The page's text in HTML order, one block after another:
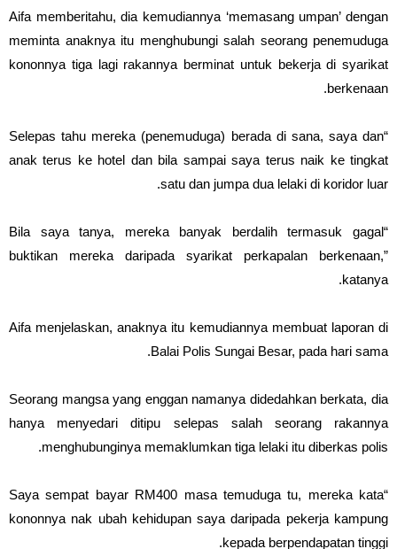
Aifa memberitahu, dia kemudiannya ‘memasang umpan’ dengan
meminta anaknya itu menghubungi salah seorang penemuduga
kononnya tiga lagi rakannya berminat untuk bekerja di syarikat
berkenaan.
“Selepas tahu mereka (penemuduga) berada di sana, saya dan
anak terus ke hotel dan bila sampai saya terus naik ke tingkat
satu dan jumpa dua lelaki di koridor luar.
“Bila saya tanya, mereka banyak berdalih termasuk gagal
buktikan mereka daripada syarikat perkapalan berkenaan,”
katanya.
Aifa menjelaskan, anaknya itu kemudiannya membuat laporan di
Balai Polis Sungai Besar, pada hari sama.
Seorang mangsa yang enggan namanya didedahkan berkata, dia
hanya menyedari ditipu selepas salah seorang rakannya
menghubunginya memaklumkan tiga lelaki itu diberkas polis.
“Saya sempat bayar RM400 masa temuduga tu, mereka kata
kononnya nak ubah kehidupan saya daripada pekerja kampung
kepada berpendapatan tinggi.